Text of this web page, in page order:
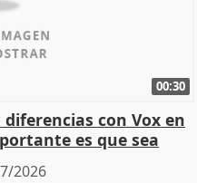
00:30
con Vox en
es que sea
2026